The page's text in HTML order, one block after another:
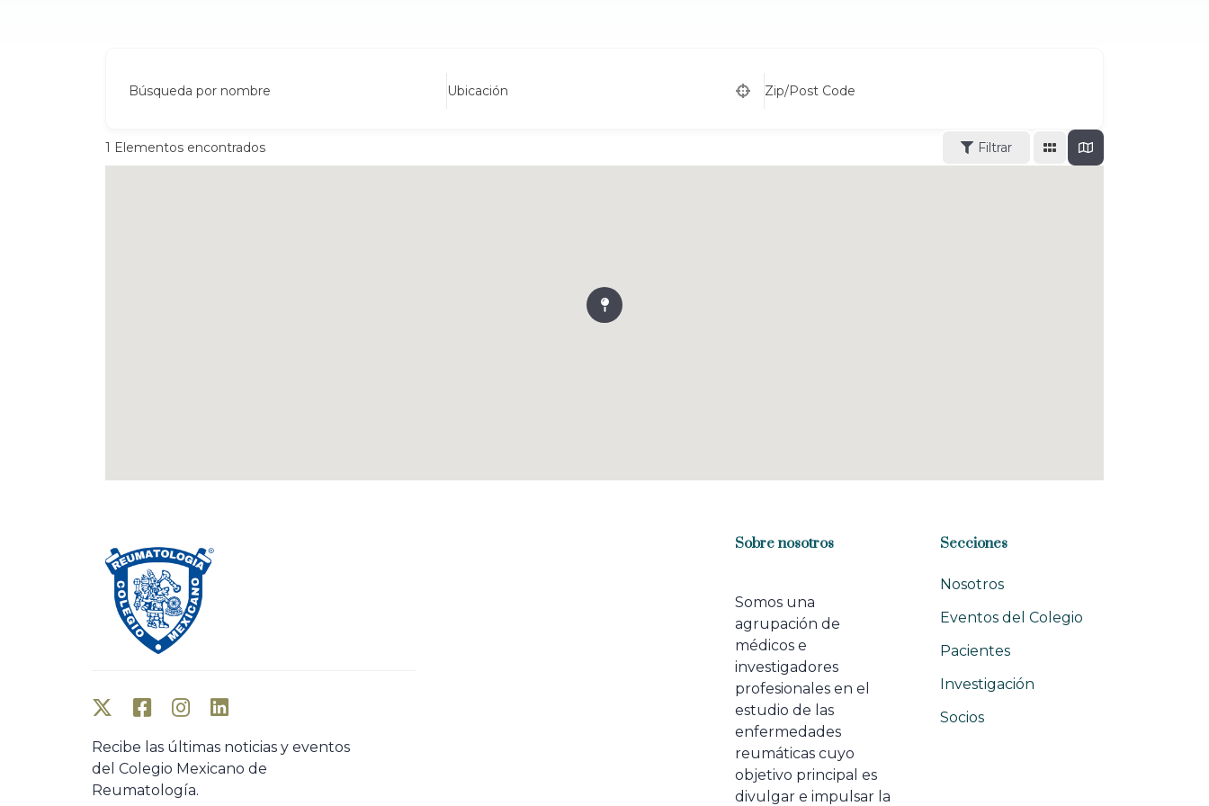
Búsqueda por nombre Ubicación Zip/Post Code
1 Elementos encontrados Filtrar
Recibe las últimas noticias y eventos
del Colegio Mexicano de
Reumatología.
Sobre nosotros
Somos una
agrupación de
médicos e
investigadores
profesionales en el
estudio de las
enfermedades
reumáticas cuyo
objetivo principal es
divulgar e impulsar la
Secciones
Nosotros
Eventos del Colegio
Pacientes
Investigación
Socios